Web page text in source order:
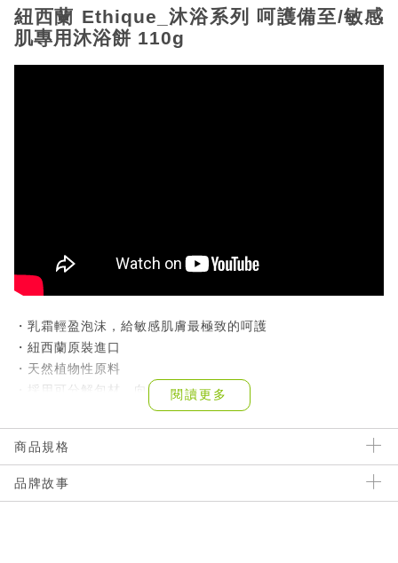
紐西蘭 Ethique_沐浴系列 呵護備至/敏感
肌專用沐浴餅 110g
・乳霜輕盈泡沫，給敏感肌膚最極致的呵護
・紐西蘭原裝進口
・天然植物性原料
・採用可分解包材，向瓶瓶罐罐說不
・不含SLS、矽靈、 合成香精、paraben防腐劑
・全素成分、不進行動物實驗
閱讀更多
商品規格
品牌故事